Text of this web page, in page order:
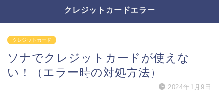
クレジットカードエラー
クレジットカード
ソナでクレジットカードが使えな
い！（エラー時の対処方法）
2024年1月9日